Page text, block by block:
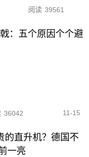
阅读 39561
：五个原因个个避
36042 11-15
的直升机？德国不
一亮